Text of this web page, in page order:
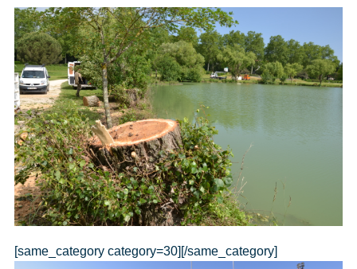
[same_category category=30][/same_category]